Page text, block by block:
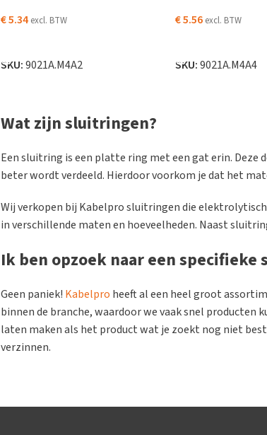
€5.34excl. BTW
SKU:9021A.M4A2
€5.56 excl. BTW
SKU:9021A.M4A4
Wat zijn sluitringen?
Een sluitring is een platte ring met een gat erin. Deze
beter wordt verdeeld. Hierdoor voorkom je dat het
Wij verkopen bij Kabelpro sluitringen die
in verschillende maten en hoeveelheden. Naast
Ik ben opzoek naar een
Geen paniek! Kabelpro heeft al een heel groot
binnen de branche, waardoor we vaak snel producten
laten maken als het product wat je zoekt nog niet
verzinnen.